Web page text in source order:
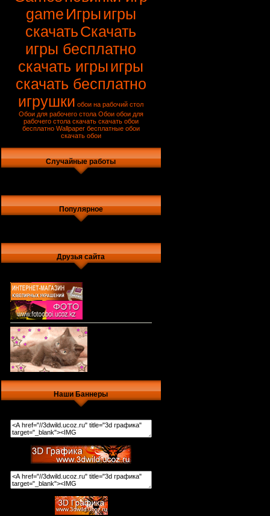
game Игрыигры
скачатьСкачать
игры бесплатно
скачать игрыигры
скачать бесплатно
игрушки обои на рабочий стол
Обои для рабочего стола Обои обои для
рабочего стола скачать скачать обои
бесплатно Wallpaper бесплатные обои
скачать обои
Случайные работы
Популярное
Друзья сайта
Наши Баннеры